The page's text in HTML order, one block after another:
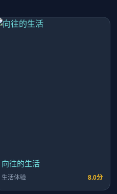
向往的生活
生活体验 8.0分